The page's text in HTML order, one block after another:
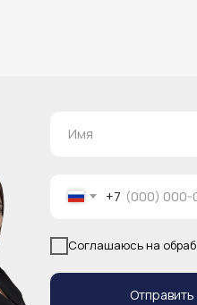
+7
Соглашаюсь на
Отправить